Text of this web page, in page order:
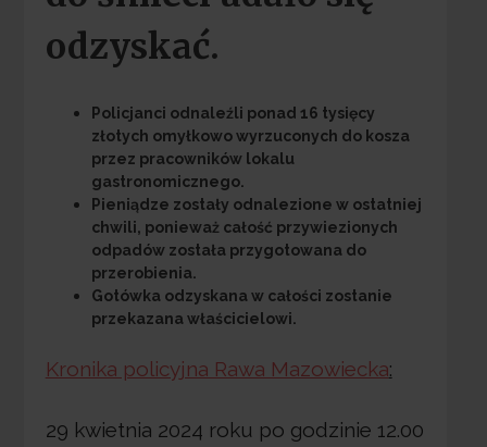
odzyskać.
Policjanci odnaleźli ponad 16 tysięcy
złotych omyłkowo wyrzuconych do kosza
przez pracowników lokalu
gastronomicznego.
Pieniądze zostały odnalezione w ostatniej
chwili, ponieważ całość przywiezionych
odpadów została przygotowana do
przerobienia.
Gotówka odzyskana w całości zostanie
przekazana właścicielowi.
Kronika policyjna Rawa Mazowiecka:
29 kwietnia 2024 roku po godzinie 12.00